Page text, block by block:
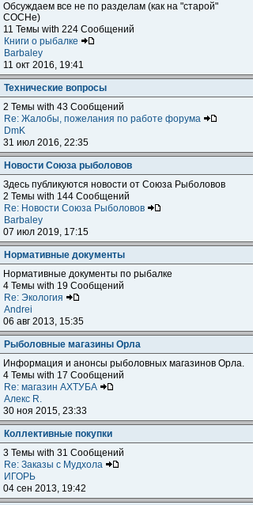
Обсуждаем все не по разделам (как на "старой"
СОСНе)
11 Темы with 224 Сообщений
Книги о рыбалке
Barbaley
11 окт 2016, 19:41
Технические вопросы
2 Темы with 43 Сообщений
Re: Жалобы, пожелания по работе форума
DmK
31 июл 2016, 22:35
Новости Союза рыболовов
Здесь публикуются новости от Союза Рыболовов
2 Темы with 144 Сообщений
Re: Новости Союза Рыболовов
Barbaley
07 июл 2019, 17:15
Нормативные документы
Нормативные документы по рыбалке
4 Темы with 19 Сообщений
Re: Экология
Andrei
06 авг 2013, 15:35
Рыболовные магазины Орла
Информация и анонсы рыболовных магазинов Орла.
4 Темы with 17 Сообщений
Re: магазин АХТУБА
Алекс R.
30 ноя 2015, 23:33
Коллективные покупки
3 Темы with 31 Сообщений
Re: Заказы с Мудхола
ИГОРЬ
04 сен 2013, 19:42